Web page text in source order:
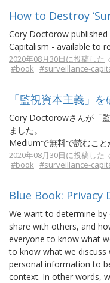
How to Destroy
Cory Doctorow
Capitalism - available to
2020年08月30日に投稿した
#book #surveillance-
「監視資本主義」
Cory Doctorowさんが「
ました。
Mediumで無料で読むこと
2020年08月30日に投稿した
#book #surveillance-
Blue Book: Privacy
We want to determine by
share with others, and
everyone to know what
to know what we discuss
personal information to
context. In other words,